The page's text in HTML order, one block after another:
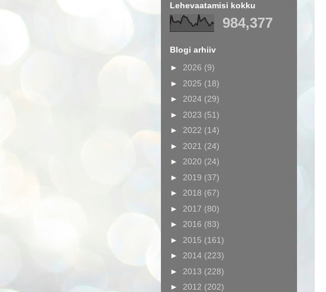
Lehevaatamisi kokku
984,377
Blogi arhiiv
► 2026 (9)
► 2025 (18)
► 2024 (29)
► 2023 (51)
► 2022 (14)
► 2021 (24)
► 2020 (24)
► 2019 (37)
► 2018 (67)
► 2017 (80)
► 2016 (83)
► 2015 (161)
► 2014 (223)
► 2013 (228)
► 2012 (202)